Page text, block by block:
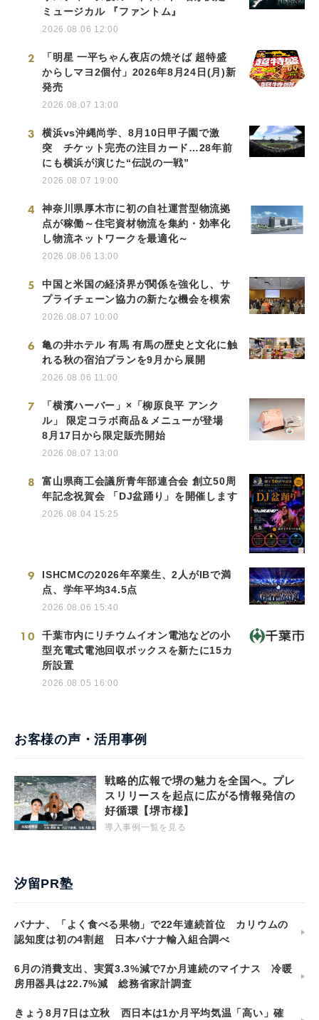
ミュージカル 『ファントム』
2026.08.06 12:00
2
「明星 一平ちゃん夜店の焼そば 超特盛
からしマヨ2個付」2026年8月24日(月)新
発売
2026.08.07 13:00
3
横浜vs沖縄尚学、8月10日甲子園で激
突 チケット完売の注目カード…28年前
にも横浜が演じた“伝説の一戦”
2026.08.07 19:00
4
神奈川県厚木市に初の自社運営型物流拠
点が稼働～住宅資材物流を集約・効率化
し物流ネットワークを最適化～
2026.08.06 13:00
5
中国と米国の経済界が関係を強化し、サ
プライチェーン協力の新たな機会を模索
2026.08.07 10:00
6
亀の井ホテル 有馬 有馬の歴史と文化に触
れる秋の宿泊プランを9月から展開
2026.08.06 11:00
7
「横濱ハーバー」×「柳原良平 アンク
ル」 限定コラボ商品＆メニューが登場
8月17日から限定販売開始
2026.08.07 13:00
8
富山県商工会議所青年部連合会 創立50周
年記念祝賀会 「DJ盆踊り」を開催します
2026.08.04 15:25
9
ISHCMCの2026年卒業生、2人がIBで満
点、学年平均34.5点
2026.08.06 15:40
10
千葉市内にリチウムイオン電池などの小
型充電式電池回収ボックスを新たに15カ
所設置
2026.08.05 16:00
お客様の声・活用事例
戦略的広報で堺の魅力を全国へ。プレ
スリリースを起点に広がる情報発信の
好循環【堺市様】
導入事例一覧を見る
汐留PR塾
バナナ、「よく食べる果物」で22年連続首位 カリウムの
認知度は初の4割超 日本バナナ輸入組合調べ
6月の消費支出、実質3.3%減で7か月連続のマイナス 冷暖
房用器具は22.7%減 総務省家計調査
きょう8月7日は立秋 西日本は1か月平均気温「高い」確